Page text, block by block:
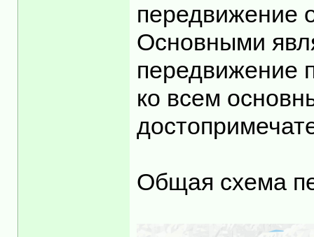
передвижение
Основными
передвижение
ко всем
Общая схема